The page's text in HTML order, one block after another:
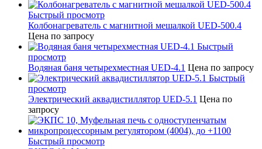
Быстрый просмотр
Колбонагреватель с магнитной мешалкой UED-500.4
Цена по запросу
Быстрый
просмотр
Водяная баня четырехместная UED-4.1 Цена по запросу
Быстрый
просмотр
Электрический аквадистиллятор UED-5.1 Цена по
запросу
Быстрый просмотр